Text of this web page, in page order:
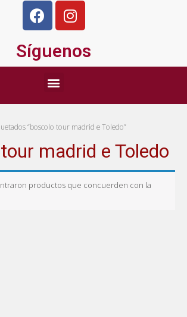
Síguenos
“boscolo tour madrid e Toledo”
madrid e Toledo
productos que concuerden con la